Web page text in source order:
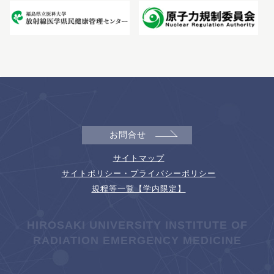
お問合せ
サイトマップ
サイトポリシー・プライバシーポリシー
規程等一覧【学内限定】
HIROSAKI UNIVERSITY INSTITUTE OF
RADIATION EMERGENCY MEDICINE